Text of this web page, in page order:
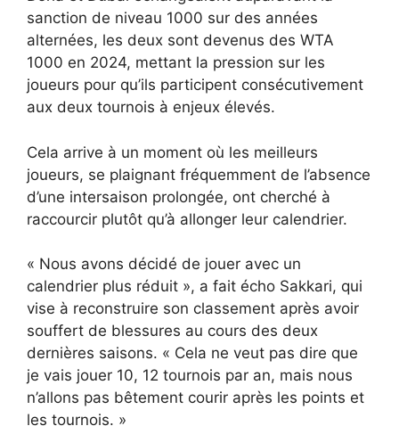
sanction de niveau 1000 sur des années
alternées, les deux sont devenus des WTA
1000 en 2024, mettant la pression sur les
joueurs pour qu’ils participent consécutivement
aux deux tournois à enjeux élevés.
Cela arrive à un moment où les meilleurs
joueurs, se plaignant fréquemment de l’absence
d’une intersaison prolongée, ont cherché à
raccourcir plutôt qu’à allonger leur calendrier.
« Nous avons décidé de jouer avec un
calendrier plus réduit », a fait écho Sakkari, qui
vise à reconstruire son classement après avoir
souffert de blessures au cours des deux
dernières saisons. « Cela ne veut pas dire que
je vais jouer 10, 12 tournois par an, mais nous
n’allons pas bêtement courir après les points et
les tournois. »